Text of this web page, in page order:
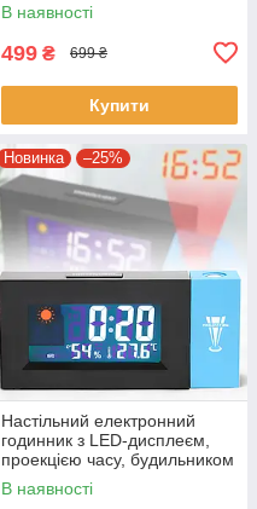
В наявності
499 ₴ 699 ₴
Купити
Новинка –25%
Настільний електронний
годинник з LED-дисплеєм,
проекцією часу, будильником
та вимірюванням клімату
В наявності